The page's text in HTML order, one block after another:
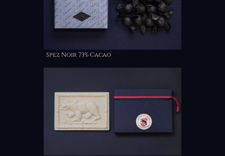
Spez Noir 73% Cacao